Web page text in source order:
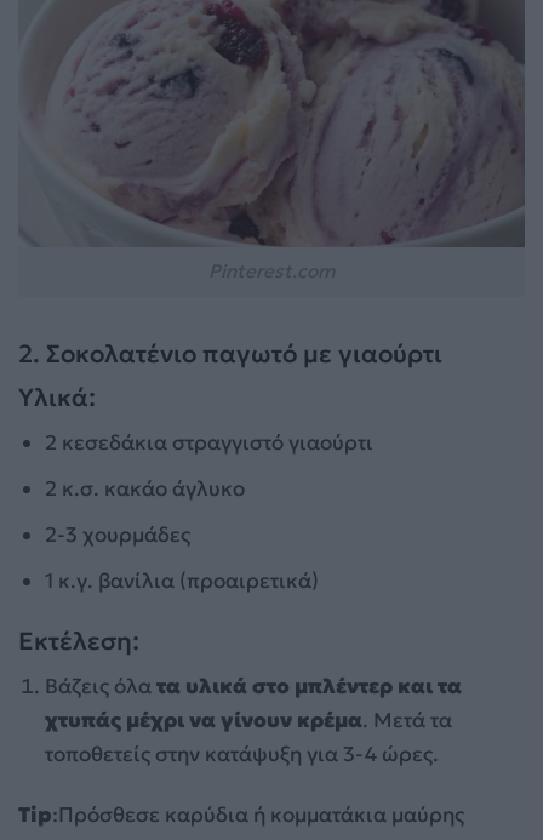
2. Σοκολατένιο παγωτό με γιαούρτι
Υλικά:
2 κεσεδάκια στραγγιστό γιαούρτι
2 κ.σ. κακάο άγλυκο
2-3 χουρμάδες
1 κ.γ. βανίλια (προαιρετικά)
Εκτέλεση:
Βάζεις όλατα υλικά στο μπλέντερ και τα
χτυπάς μέχρι να γίνουν κρέμα. Μετά τα
τοποθετείς στην κατάψυξη για 3-4 ώρες.
Tip:Πρόσθεσε καρύδια ή κομματάκια μαύρης